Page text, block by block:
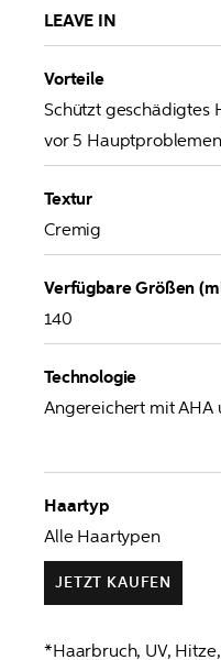
LEAVE IN
Vorteile
Schützt geschädigtes
vor 5
Textur
Cremig
Verfügbare Größen
140
Technologie
Angereichert mit AHA
Haartyp
Alle Haartypen
JETZT KAUFEN
*Haarbruch, UV,